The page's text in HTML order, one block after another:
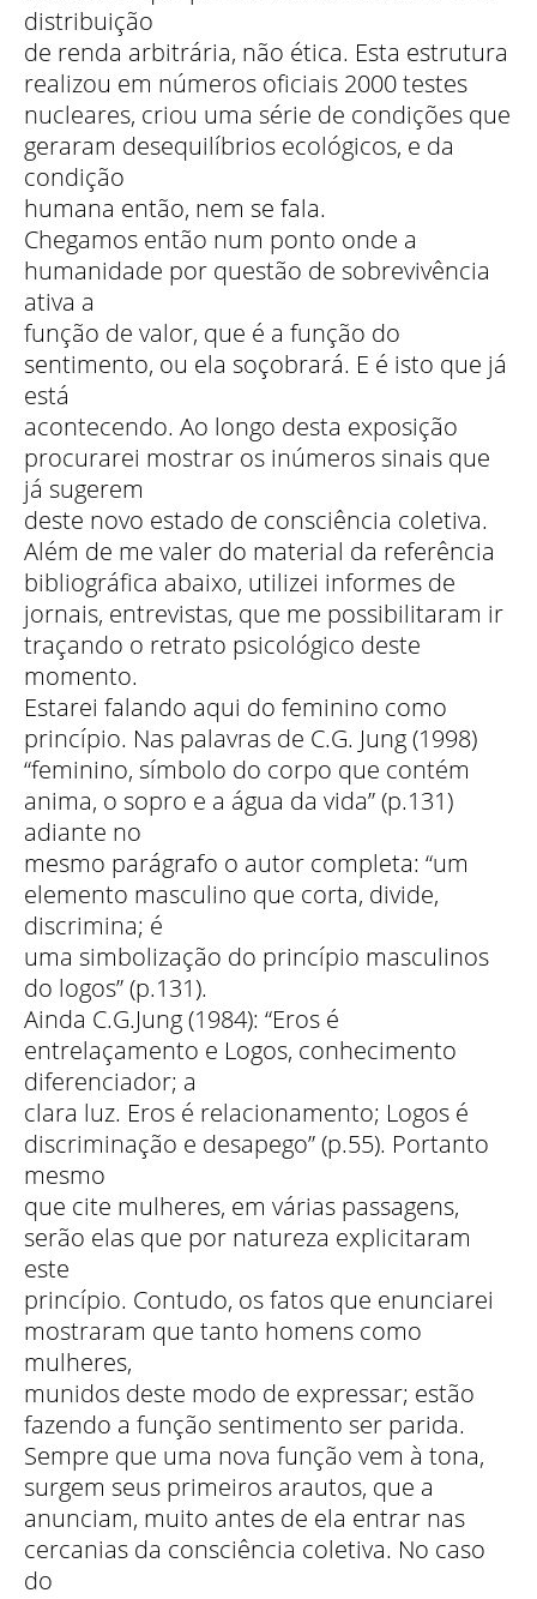
distribuição
de renda arbitrária, não ética. Esta estrutura
realizou em números oficiais 2000 testes
nucleares, criou uma série de condições que
geraram desequilíbrios ecológicos, e da
condição
humana então, nem se fala.
Chegamos então num ponto onde a
humanidade por questão de sobrevivência
ativa a
função de valor, que é a função do
sentimento, ou ela soçobrará. E é isto que já
está
acontecendo. Ao longo desta exposição
procurarei mostrar os inúmeros sinais que
já sugerem
deste novo estado de consciência coletiva.
Além de me valer do material da referência
bibliográfica abaixo, utilizei informes de
jornais, entrevistas, que me possibilitaram ir
traçando o retrato psicológico deste
momento.
Estarei falando aqui do feminino como
princípio. Nas palavras de C.G. Jung (1998)
“feminino, símbolo do corpo que contém
anima, o sopro e a água da vida” (p.131)
adiante no
mesmo parágrafo o autor completa: “um
elemento masculino que corta, divide,
discrimina; é
uma simbolização do princípio masculinos
do logos” (p.131).
Ainda C.G.Jung (1984): “Eros é
entrelaçamento e Logos, conhecimento
diferenciador; a
clara luz. Eros é relacionamento; Logos é
discriminação e desapego” (p.55). Portanto
mesmo
que cite mulheres, em várias passagens,
serão elas que por natureza explicitaram
este
princípio. Contudo, os fatos que enunciarei
mostraram que tanto homens como
mulheres,
munidos deste modo de expressar; estão
fazendo a função sentimento ser parida.
Sempre que uma nova função vem à tona,
surgem seus primeiros arautos, que a
anunciam, muito antes de ela entrar nas
cercanias da consciência coletiva. No caso
do